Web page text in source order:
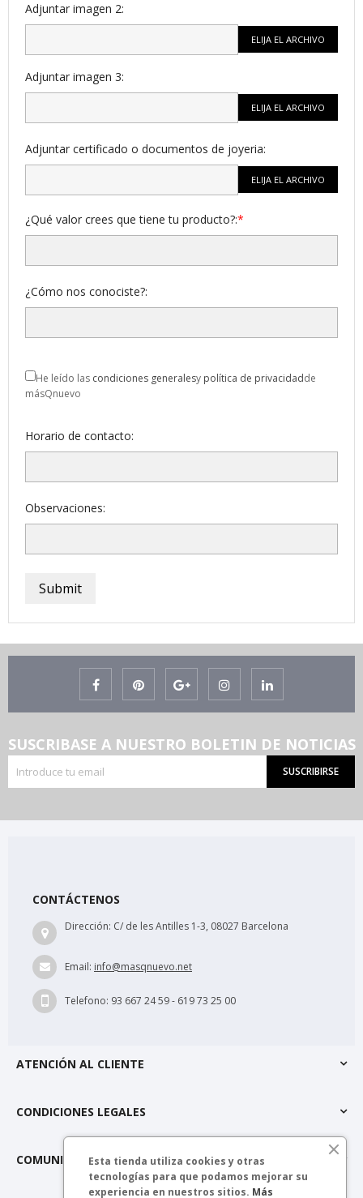
Adjuntar imagen 2:
ELIJA EL ARCHIVO
Adjuntar imagen 3:
ELIJA EL ARCHIVO
Adjuntar certificado o documentos de joyeria:
ELIJA EL ARCHIVO
¿Qué valor crees que tiene tu producto?:
¿Cómo nos conociste?:
He leído las condiciones generalesy política de privacidadde
másQnuevo
Horario de contacto:
Observaciones:
Submit
SUSCRIBASE A NUESTRO BOLETIN DE NOTICIAS
SUSCRIBIRSE
CONTÁCTENOS
Dirección: C/ de les Antilles 1-3, 08027 Barcelona
Email: info@masqnuevo.net
Telefono: 93 667 24 59 - 619 73 25 00
ATENCIÓN AL CLIENTE
CONDICIONES LEGALES
COMUNIDAD MÁSQNUEVOEsta tienda utiliza cookies y otras
tecnologías para que podamos mejorar su
experiencia en nuestros sitios. Más